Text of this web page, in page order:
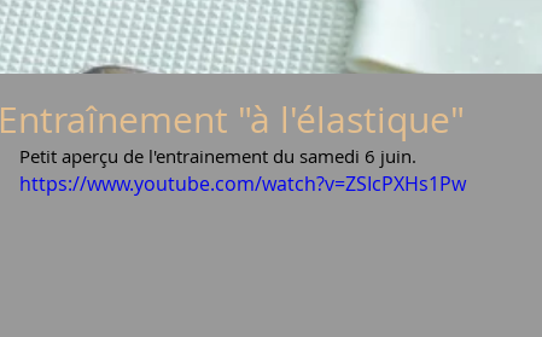
Entraînement "à l'élastique"
Petit aperçu de l'entrainement du samedi 6 juin.
https://www.youtube.com/watch?v=ZSIcPXHs1Pw